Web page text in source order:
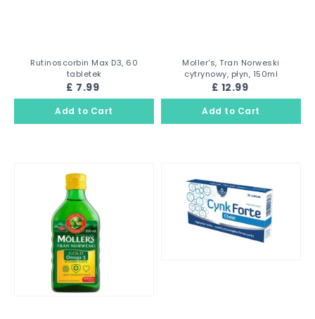
Rutinoscorbin Max D3, 60
tabletek
£ 7.99
Moller's, Tran Norweski
cytrynowy, płyn, 150ml
£ 12.99